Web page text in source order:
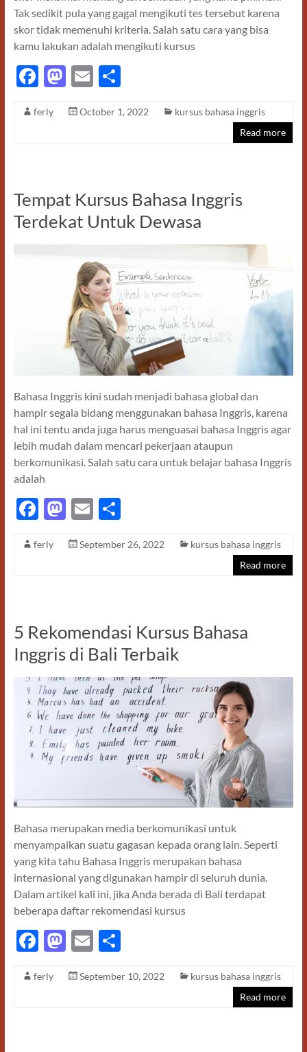
Tak sedikit pula yang gagal mengikuti tes tersebut karena
skor tidak memenuhi kriteria. Salah satu cara yang bisa
kamu lakukan adalah mengikuti kursus
F
e
k
M
to
E
ail
S
ar
ferly October 1, 2022
kursus bahasa inggris
Read more
Tempat Kursus Bahasa Inggris
Terdekat Untuk Dewasa
Bahasa Inggris kini sudah menjadi bahasa global dan
hampir segala bidang menggunakan bahasa Inggris, karena
hal ini tentu anda juga harus menguasai bahasa Inggris agar
lebih mudah dalam mencari pekerjaan ataupun
berkomunikasi. Salah satu cara untuk belajar bahasa Inggris
adalah
F
e
k
M
to
E
ail
S
ar
ferly September 26, 2022
kursus bahasa inggris
Read more
5 Rekomendasi Kursus Bahasa
Inggris di Bali Terbaik
Bahasa merupakan media berkomunikasi untuk
menyampaikan suatu gagasan kepada orang lain. Seperti
yang kita tahu Bahasa Inggris merupakan bahasa
internasional yang digunakan hampir di seluruh dunia.
Dalam artikel kali ini, jika Anda berada di Bali terdapat
beberapa daftar rekomendasi kursus
F
e
M
to
E
ail
S
ar
ferly September 10, 2022
kursus bahasa inggris
Read more